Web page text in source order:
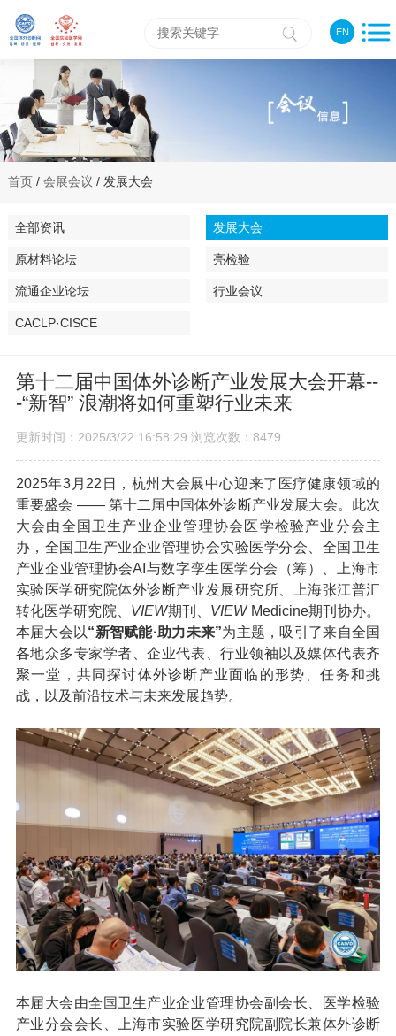
EN
首页/ 会展会议 / 发展大会
全部资讯 发展大会
原材料论坛 亮检验
流通企业论坛 行业会议
CACLP·CISCE
第十二届中国体外诊断产业发展大会开幕--
-“新智” 浪潮将如何重塑行业未来
更新时间：2025/3/22 16:58:29 浏览次数：8479
2025年3月22日，杭州大会展中心迎来了医疗健康领域的
重要盛会 —— 第十二届中国体外诊断产业发展大会。此次
大会由全国卫生产业企业管理协会医学检验产业分会主
办，全国卫生产业企业管理协会实验医学分会、全国卫生
产业企业管理协会AI与数字孪生医学分会（筹）、上海市
实验医学研究院体外诊断产业发展研究所、上海张江普汇
转化医学研究院、 VIEW期刊、 VIEWMedicine期刊协办。
本届大会以“新智赋能·助力未来”为主题，吸引了来自全国
各地众多专家学者、企业代表、行业领袖以及媒体代表齐
聚一堂，共同探讨体外诊断产业面临的形势、任务和挑
战，以及前沿技术与未来发展趋势。
本届大会由全国卫生产业企业管理协会副会长、医学检验
产业分会会长、上海市实验医学研究院副院长兼体外诊断